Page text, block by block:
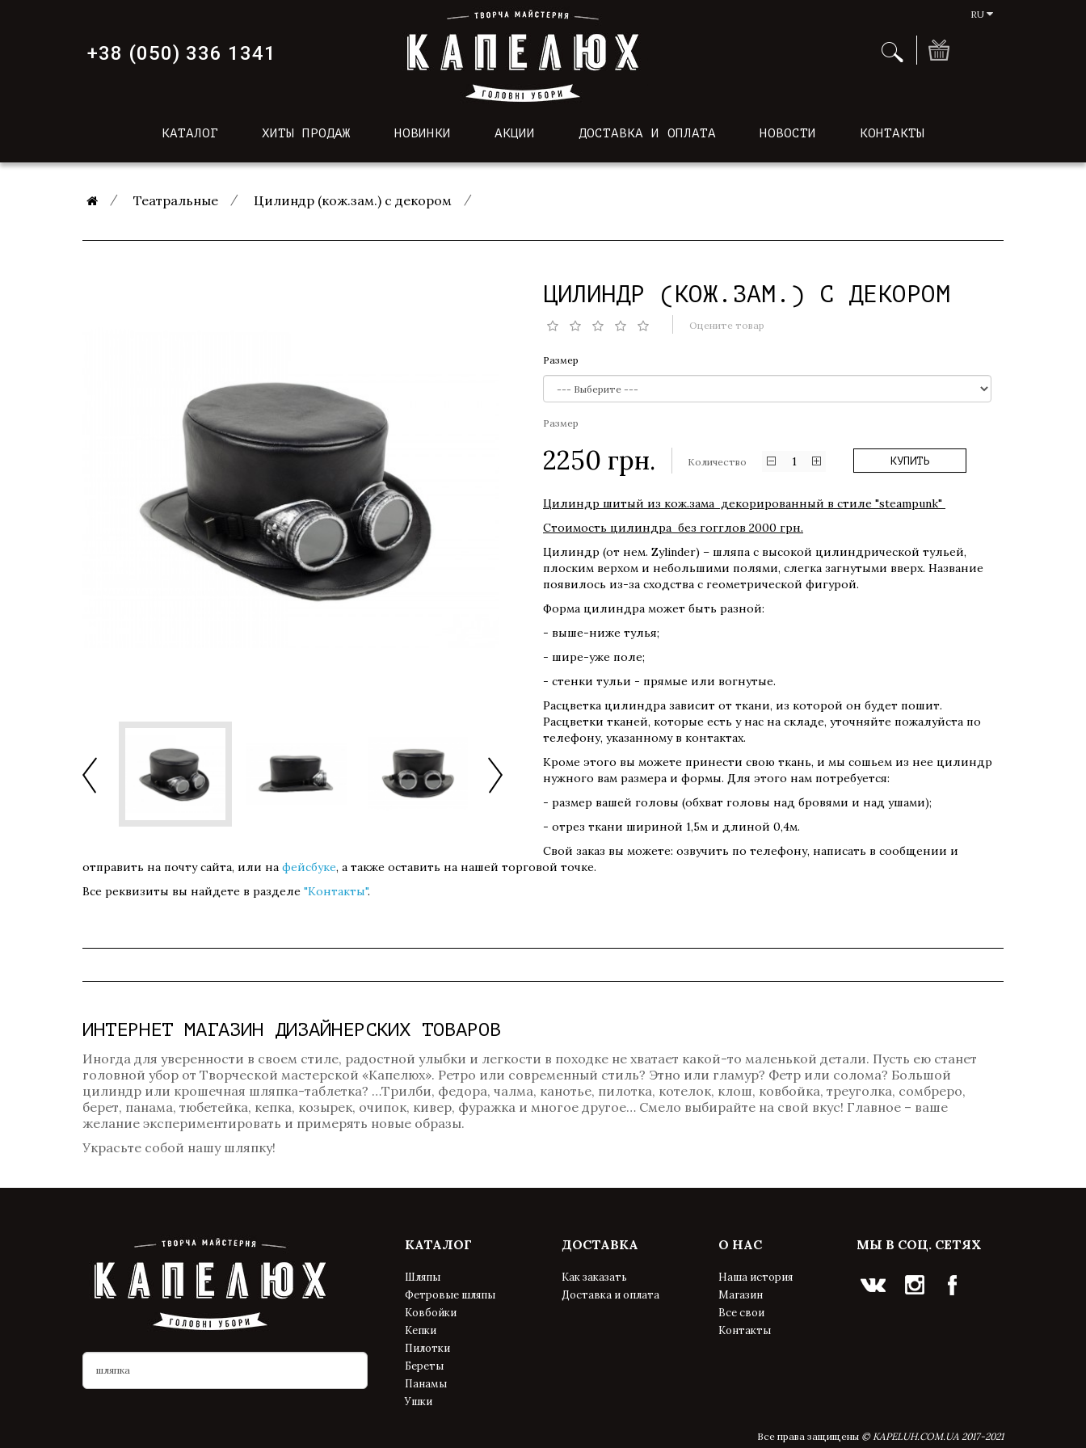
RU
+38 (050) 336 1341
КАТАЛОГ ХИТЫ ПРОДАЖ НОВИНКИ АКЦИИ ДОСТАВКА И ОПЛАТА НОВОСТИ КОНТАКТЫ
Театральные Цилиндр (кож.зам.) с декором
ЦИЛИНДР (КОЖ.ЗАМ.) С ДЕКОРОМ
Оцените товар
Размер
Размер
2250 грн. Количество 1 КУПИТЬ
Цилиндр шитый из кож.зама декорированный в стиле "steampunk"
Стоимость цилиндра без гогглов 2000 грн.
Цилиндр (от нем. Zylinder) – шляпа с высокой цилиндрической тульей,
плоским верхом и небольшими полями, слегка загнутыми вверх. Название
появилось из-за сходства с геометрической фигурой.
Форма цилиндра может быть разной:
- выше-ниже тулья;
- шире-уже поле;
- стенки тульи - прямые или вогнутые.
Расцветка цилиндра зависит от ткани, из которой он будет пошит.
Расцветки тканей, которые есть у нас на складе, уточняйте пожалуйста по
телефону, указанному в контактах.
Кроме этого вы можете принести свою ткань, и мы сошьем из нее цилиндр
нужного вам размера и формы. Для этого нам потребуется:
- размер вашей головы (обхват головы над бровями и над ушами);
- отрез ткани шириной 1,5м и длиной 0,4м.
Свой заказ вы можете: озвучить по телефону, написать в сообщении и
отправить на почту сайта, или на фейсбуке, а также оставить на нашей торговой точке.
Все реквизиты вы найдете в разделе "Контакты".
ИНТЕРНЕТ МАГАЗИН ДИЗАЙНЕРСКИХ ТОВАРОВ
Иногда для уверенности в своем стиле, радостной улыбки и легкости в походке не хватает какой-то маленькой детали. Пусть ею станет
головной убор от Творческой мастерской «Капелюх». Ретро или современный стиль? Этно или гламур? Фетр или солома? Большой
цилиндр или крошечная шляпка-таблетка? …Трилби, федора, чалма, канотье, пилотка, котелок, клош, ковбойка, треуголка, сомбреро,
берет, панама, тюбетейка, кепка, козырек, очипок, кивер, фуражка и многое другое… Смело выбирайте на свой вкус! Главное – ваше
желание экспериментировать и примерять новые образы.
Украсьте собой нашу шляпку!
КАТАЛОГ
Шляпы
Фетровые шляпы
Ковбойки
Кепки
Пилотки
Береты
Панамы
Ушки
ДОСТАВКА
Как заказать
Доставка и оплата
О НАС
Наша история
Магазин
Все свои
Контакты
МЫ В СОЦ. СЕТЯХ
Все права защищены © KAPELUH.COM.UA 2017-2021